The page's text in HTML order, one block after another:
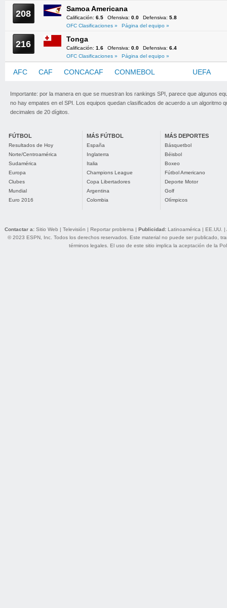
208 Samoa Americana
Calificación: 6.5 Ofensiva: 0.0 Defensiva: 5.8
OFC Clasificaciones »
Página del equipo »
216 Tonga
Calificación: 1.6 Ofensiva: 0.0 Defensiva: 6.4
OFC Clasificaciones »
Página del equipo »
AFC CAF CONCACAF CONMEBOL UEFA
Importante: por la manera en que se muestran los rankings SPI, parece que algunos
no hay empates en el SPI. Los equipos quedan clasificados de acuerdo a un algoritmo
decimales de 20 dígitos.
FÚTBOL
Resultados de Hoy
Norte/Centroamérica
Sudamérica
Europa
Clubes
Mundial
Euro 2016
MÁS FÚTBOL
España
Inglaterra
Italia
Champions League
Copa Libertadores
Argentina
Colombia
MÁS DEPORTES
Básquetbol
Béisbol
Boxeo
Fútbol Americano
Deporte Motor
Golf
Olímpicos
Contactar a: Sitio Web | Televisión | Reportar problema | Publicidad: Latinoamérica | EE.UU. |
© 2023 ESPN, Inc. Todos los derechos reservados. Este material no puede ser publicado,
términos legales. El uso de este sitio implica la aceptación de la